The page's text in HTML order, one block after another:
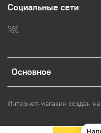
Основное
Социальные сети
Интернет-магазин создан